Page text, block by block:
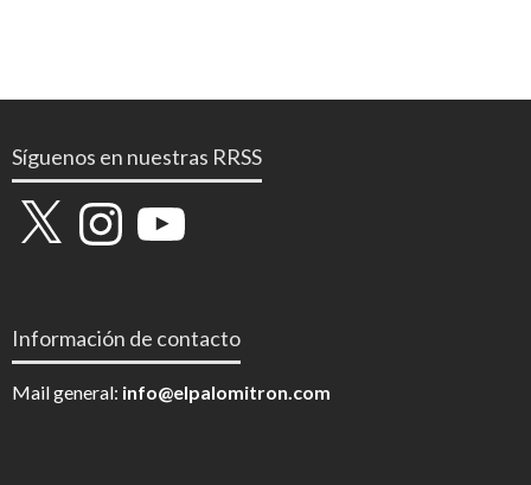
Síguenos en nuestras RRSS
X InstagramYouTube
Información de contacto
Mail general: info@elpalomitron.com